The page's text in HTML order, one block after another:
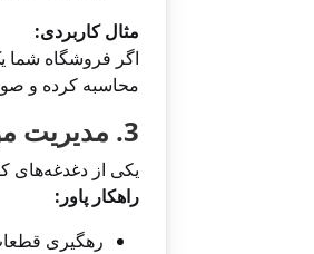
مثال کاربردی:
اگر فروشگاه شما
محاسبه کرده و
3. مدیریت موجودی انبار و قطعات
یکی از دغدغه‌های
راهکار پاور:
رهگیری